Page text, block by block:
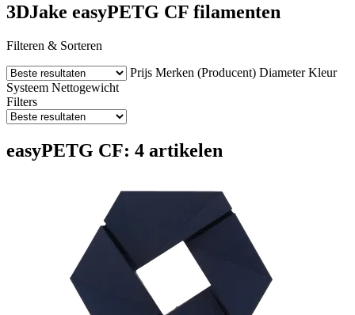
3DJake easyPETG CF filamenten
Filteren & Sorteren
Prijs Merken (Producent) Diameter Kleur
Systeem Nettogewicht
Filters
easyPETG CF: 4 artikelen